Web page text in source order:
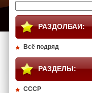
РАЗДОЛБАИ:
Всё подряд
РАЗДЕЛЫ:
СССР